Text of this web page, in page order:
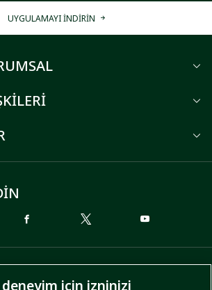
UYGULAMAYI İNDİRİN
için izninizi